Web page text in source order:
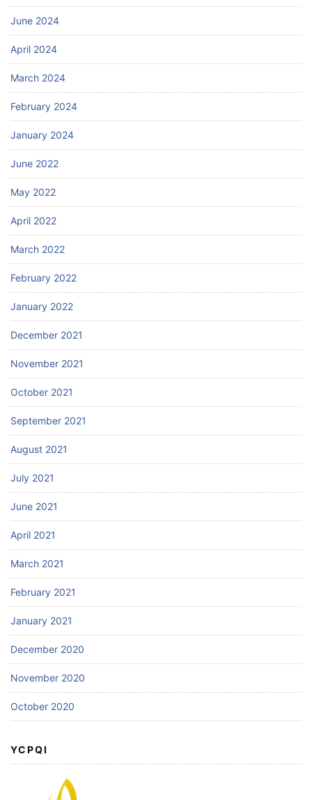
June 2024
April 2024
March 2024
February 2024
January 2024
June 2022
May 2022
April 2022
March 2022
February 2022
January 2022
December 2021
November 2021
October 2021
September 2021
August 2021
July 2021
June 2021
April 2021
March 2021
February 2021
January 2021
December 2020
November 2020
October 2020
YCPQI